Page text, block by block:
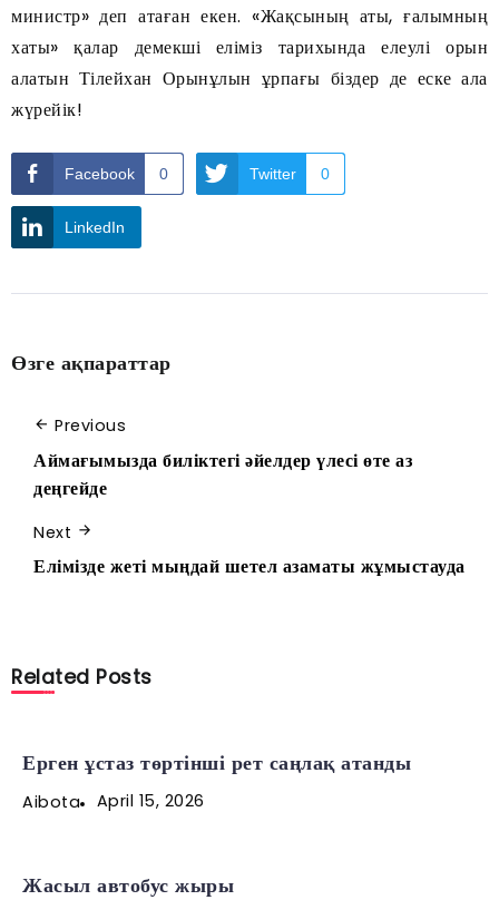
министр» деп атаған екен. «Жақсының аты, ғалымның
хаты» қалар демекші еліміз тарихында елеулі орын
алатын Тілейхан Орынұлын ұрпағы біздер де еске ала
жүрейік!
Facebook 0 Twitter 0
LinkedIn
Өзге ақпараттар
Previous
Аймағымызда биліктегі әйелдер үлесі өте аз
деңгейде
Next
Елімізде жеті мыңдай шетел азаматы жұмыстауда
Related Posts
Ерген ұстаз төртінші рет саңлақ атанды
Aibota April 15, 2026
Жасыл автобус жыры